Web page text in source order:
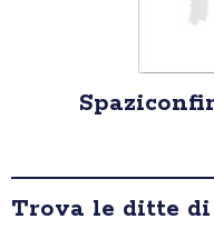
Trova le ditte